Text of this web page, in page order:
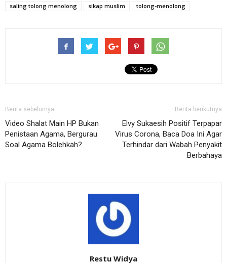
saling tolong menolong
sikap muslim tolong-menolong
Berita sebelumya
Video Shalat Main HP Bukan
Penistaan Agama, Bergurau
Soal Agama Bolehkah?
Berita berikutnya
Elvy Sukaesih Positif Terpapar
Virus Corona, Baca Doa Ini Agar
Terhindar dari Wabah Penyakit
Berbahaya
Restu Widya